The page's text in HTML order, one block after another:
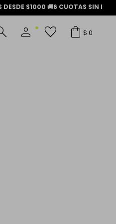
$1000🚚 6 CUOTAS SIN
$ 0